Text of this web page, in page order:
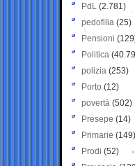
PdL (2.781)
pedofilia (25)
Pensioni
Politica
polizia (253)
Porto (12)
povertà (502)
Presepe (14)
Primarie (149)
Prodi (52)